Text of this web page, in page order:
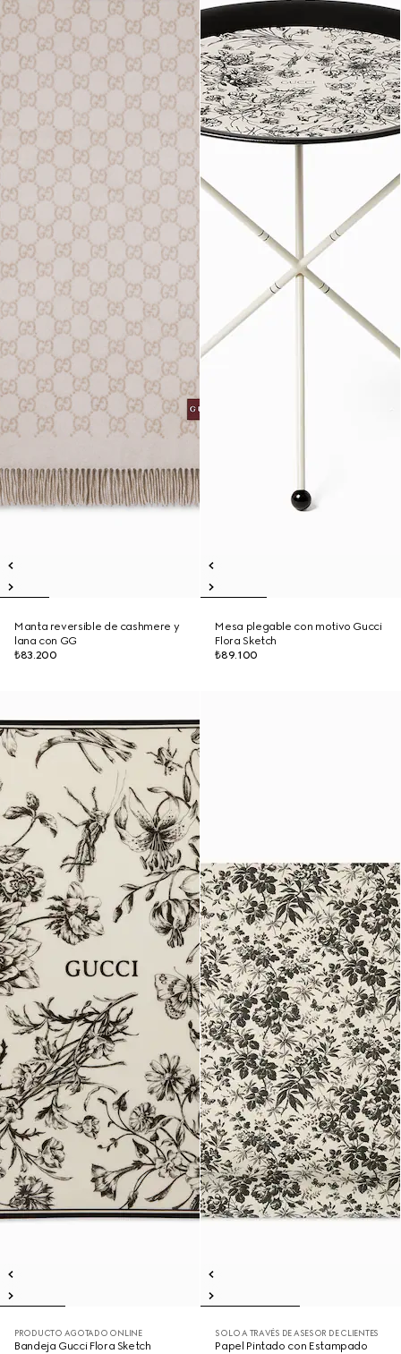
Manta reversible de cashmere y
lana con GG
₺83.200
Mesa plegable con motivo Gucci
Flora Sketch
₺89.100
PRODUCTO AGOTADO ONLINE
Bandeja Gucci Flora Sketch
SOLO A TRAVÉS DE ASESOR DE CLIENTES
Papel Pintado con Estampado